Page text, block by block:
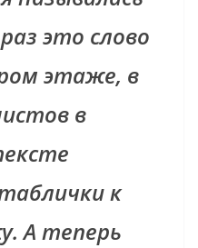
это слово
этаже, в
в
к
А теперь